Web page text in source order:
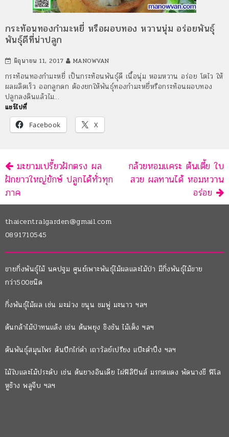
กระท้อนทองกำมะหยี่ หรือผอบทอง หวานนุ่ม อร่อยพันธุ์
พันธุ์ดีที่น่าปลูก
มิถุนายน 11, 2017 MANOWVAN
กระท้อนทองกำมะหยี่ เป็นกระท้อนพันธุ์ดี เนื้อนุ่ม หอมหวาน อร่อย โตไว ให้
ผลผลิตเร็ว ออกลูกดก ต้องยกให้พันธุ์ทองกำมะหยี่หรือกระท้อนผอบทอง
ปลูกลงดินแล้วไม…
แชร์ไปที่
Facebook
X
นำทาง
มะขามเปรี้ยวฝักตรง ผล
ฝักยาวใหญ่ยักษ์ ปลูกได้ทั่วทุก
ภาค
กล้วยหอมแคระ ต้นเตี้ย ใบ
สวย ผลทานได้ หอมหวาน
อร่อย
thaicentralgarden@gmail.com
0891710545
ขายกิ่งพันธุ์ไม้ นคปฐม ศูนย์เพาะพันธุ์ไม้ผลและไม้ป่า มีกิ่งพันธุ์ไม้ขาย
กว่า500ชนิด
กิ่งพันธุ์ไม้ผล เช่น มะม่วง ขนุน ชมพู่ มะนาว ฯลฯ
ต้นกล้าไม้ป่าทนแล้ง เช่น ต้นพยุง ชิงชัน ไม้เต็ง ฯลฯ
ต้นพันธุ์สมุนไพร ต้นปีกไก่ดำ เถาวัลย์เปรียง แป๊ะตำปึง ฯลฯ
ไม้ใบและไม้ประดับ เช่น ต้นยางอินเดีย ไผ่ฟิลิปินส์ มรกตแดง พัดนางชี ฟิโล
หูช้าง พลูจีบ ฯลฯ